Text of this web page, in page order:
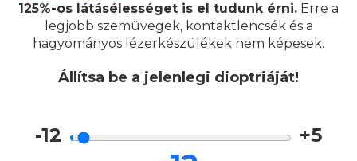
125%-os látásélességet is el tudunk érni. Erre a
legjobb szemüvegek, kontaktlencsék és a
hagyományos lézerkészülékek nem képesek.
Állítsa be a jelenlegi dioptriáját!
-12 +5